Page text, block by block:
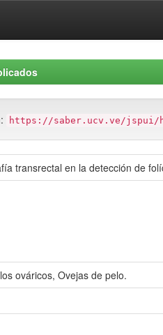
https://saber.ucv.ve/jspui/
transrectal en la detección de
ováricos, Ovejas de pelo.